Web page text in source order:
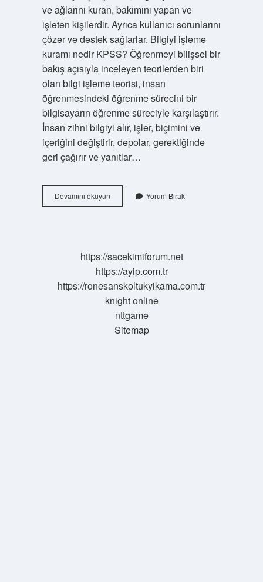
ve ağlarını kuran, bakımını yapan ve
işleten kişilerdir. Ayrıca kullanıcı sorunlarını
çözer ve destek sağlarlar. Bilgiyi işleme
kuramı nedir KPSS? Öğrenmeyi bilişsel bir
bakış açısıyla inceleyen teorilerden biri
olan bilgi işleme teorisi, insan
öğrenmesindeki öğrenme sürecini bir
bilgisayarın öğrenme süreciyle karşılaştırır.
İnsan zihni bilgiyi alır, işler, biçimini ve
içeriğini değiştirir, depolar, gerektiğinde
geri çağırır ve yanıtlar…
Devamını okuyunBilgi
Işlem
Yorum Bırak
https://sacekimiforum.net
https://ayip.com.tr
https://ronesanskoltukyikama.com.tr
knight online
nttgame
Sitemap